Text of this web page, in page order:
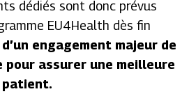
dédiés sont donc prévus
EU4Health dès fin
engagement majeur de
pour assurer une meilleure
patient.